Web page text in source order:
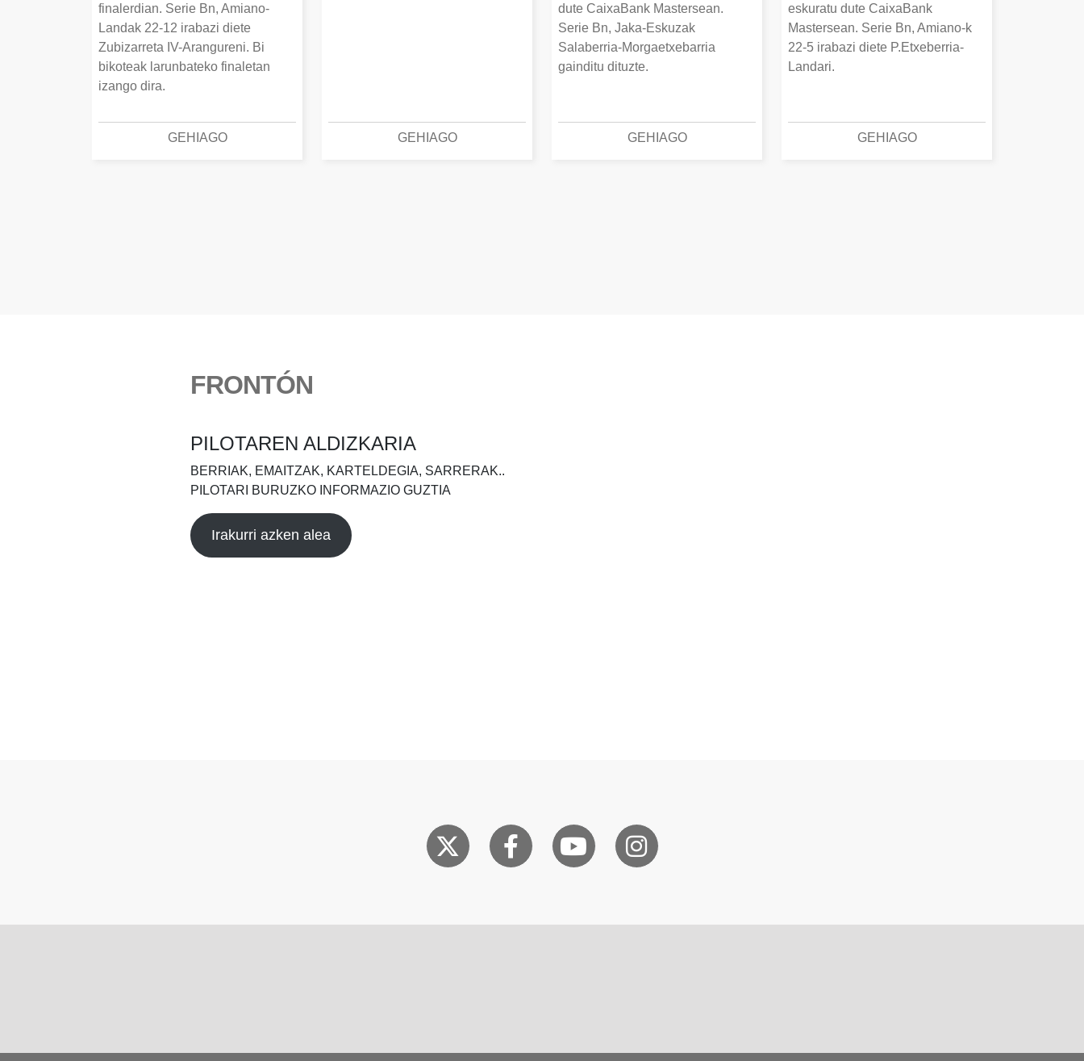
finalerdian. Serie Bn, Amiano-
Landak 22-12 irabazi diete
Zubizarreta IV-Arangureni. Bi
bikoteak larunbateko finaletan
izango dira.
GEHIAGO GEHIAGO
dute CaixaBank Mastersean.
Serie Bn, Jaka-Eskuzak
Salaberria-Morgaetxebarria
gainditu dituzte.
GEHIAGO
eskuratu dute CaixaBank
Mastersean. Serie Bn, Amiano-k
22-5 irabazi diete P.Etxeberria-
Landari.
GEHIAGO
FRONTÓN
PILOTAREN ALDIZKARIA
BERRIAK, EMAITZAK, KARTELDEGIA, SARRERAK..
PILOTARI BURUZKO INFORMAZIO GUZTIA
Irakurri azken alea